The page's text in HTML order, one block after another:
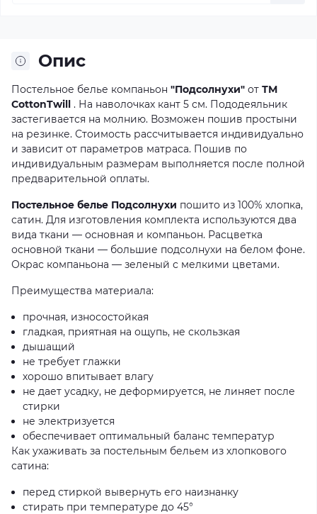
Опис
Постельное белье компаньон "Подсолнухи" от ТМ
CottonTwill . На наволочках кант 5 см. Пододеяльник
застегивается на молнию. Возможен пошив простыни
на резинке. Стоимость рассчитывается индивидуально
и зависит от параметров матраса. Пошив по
индивидуальным размерам выполняется после полной
предварительной оплаты.
Постельное белье Подсолнухи пошито из 100% хлопка,
сатин. Для изготовления комплекта используются два
вида ткани — основная и компаньон. Расцветка
основной ткани — большие подсолнухи на белом фоне.
Окрас компаньона — зеленый с мелкими цветами.
Преимущества материала:
прочная, износостойкая
гладкая, приятная на ощупь, не скользкая
дышащий
не требует глажки
хорошо впитывает влагу
не дает усадку, не деформируется, не линяет после
стирки
не электризуется
обеспечивает оптимальный баланс температур
Как ухаживать за постельным бельем из хлопкового
сатина:
перед стиркой вывернуть его наизнанку
стирать при температуре до 45°